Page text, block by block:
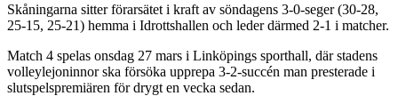
Skåningarna sitter förarsätet i kraft av söndagens 3-0-seger (30-28,
25-15, 25-21) hemma i Idrottshallen och leder därmed 2-1 i matcher.
Match 4 spelas onsdag 27 mars i Linköpings sporthall, där stadens
volleylejoninnor ska försöka upprepa 3-2-succén man presterade i
slutspelspremiären för drygt en vecka sedan.